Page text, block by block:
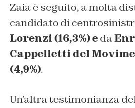
Zaia è seguito, a molta
candidato di
Lorenzi (16,3%) eda
Cappelletti del
(4,9%).
Un’altra testimonianza